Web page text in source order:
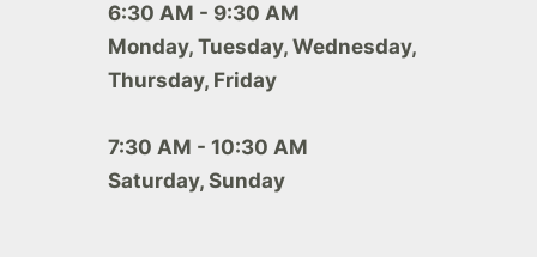
6:30 AM - 9:30 AM
Monday, Tuesday, Wednesday,
Thursday, Friday
7:30 AM - 10:30 AM
Saturday, Sunday